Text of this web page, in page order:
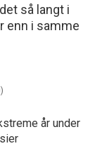
så langt i
enn i samme
år under